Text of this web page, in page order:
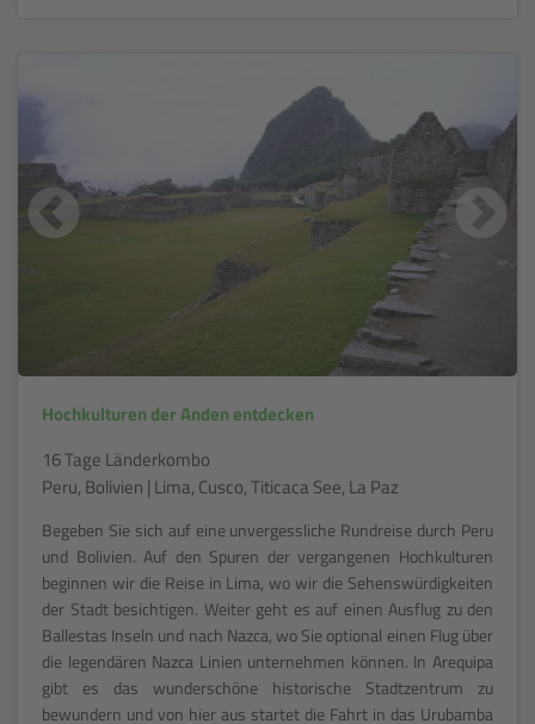
Hochkulturen der Anden entdecken
16 Tage Länderkombo
Peru, Bolivien | Lima, Cusco, Titicaca See, La Paz
Begeben Sie sich auf eine unvergessliche Rundreise durch Peru
und Bolivien. Auf den Spuren der vergangenen Hochkulturen
beginnen wir die Reise in Lima, wo wir die Sehenswürdigkeiten
der Stadt besichtigen. Weiter geht es auf einen Ausflug zu den
Ballestas Inseln und nach Nazca, wo Sie optional einen Flug über
die legendären Nazca Linien unternehmen können. In Arequipa
gibt es das wunderschöne historische Stadtzentrum zu
bewundern und von hier aus startet die Fahrt in das Urubamba